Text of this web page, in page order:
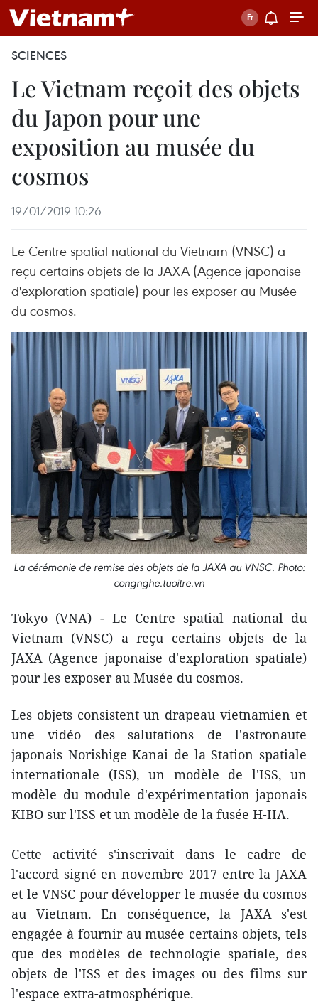
SCIENCES
Le Vietnam reçoit des objets
du Japon pour une
exposition au musée du
cosmos
19/01/2019 10:26
Le Centre spatial national du Vietnam (VNSC) a
reçu certains objets de la JAXA (Agence japonaise
d'exploration spatiale) pour les exposer au Musée
du cosmos.
La cérémonie de remise des objets de la JAXA au VNSC. Photo:
congnghe.tuoitre.vn
Tokyo (VNA) - Le Centre spatial national du
Vietnam (VNSC) a reçu certains objets de la
JAXA (Agence japonaise d'exploration spatiale)
pour les exposer au Musée du cosmos.
Les objets consistent un drapeau vietnamien et
une vidéo des salutations de l'astronaute
japonais Norishige Kanai de la Station spatiale
internationale (ISS), un modèle de l'ISS, un
modèle du module d'expérimentation japonais
KIBO sur l'ISS et un modèle de la fusée H-IIA.
Cette activité s'inscrivait dans le cadre de
l'accord signé en novembre 2017 entre la JAXA
et le VNSC pour développer le musée du cosmos
au Vietnam. En conséquence, la JAXA s'est
engagée à fournir au musée certains objets, tels
que des modèles de technologie spatiale, des
objets de l'ISS et des images ou des films sur
l'espace extra-atmosphérique.